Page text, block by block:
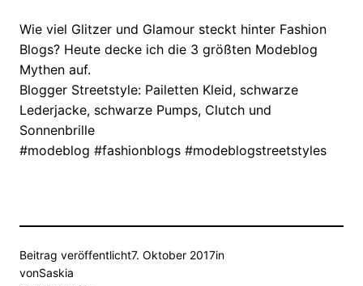
Wie viel Glitzer und Glamour steckt hinter Fashion
Blogs? Heute decke ich die 3 größten Modeblog
Mythen auf.
Blogger Streetstyle: Pailetten Kleid, schwarze
Lederjacke, schwarze Pumps, Clutch und
Sonnenbrille
#modeblog #fashionblogs #modeblogstreetstyles
Beitrag veröffentlicht7. Oktober 2017in
vonSaskia